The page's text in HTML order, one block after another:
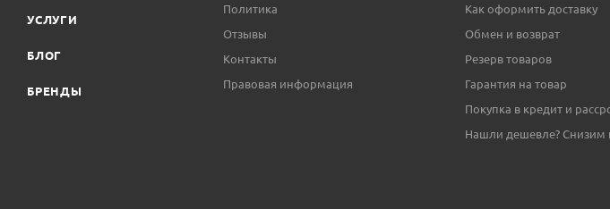
УСЛУГИ
БЛОГ
БРЕНДЫ
Политика
Отзывы
Контакты
Правовая информация
Как оформить доставку
Обмен и возврат
Резерв товаров
Гарантия на товар
Покупка в кредит и
Нашли дешевле? Снизим